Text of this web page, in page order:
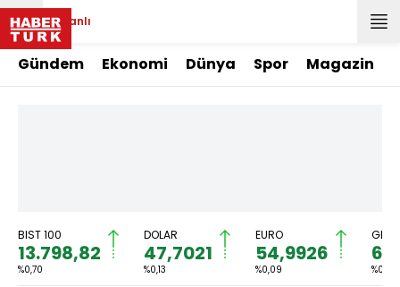
Canlı
Gündem Ekonomi Dünya Spor Magazin
BIST 100
13.798,82
%0,70
DOLAR
47,7021
%0,13
EURO
54,9926
%0,09 %0,79